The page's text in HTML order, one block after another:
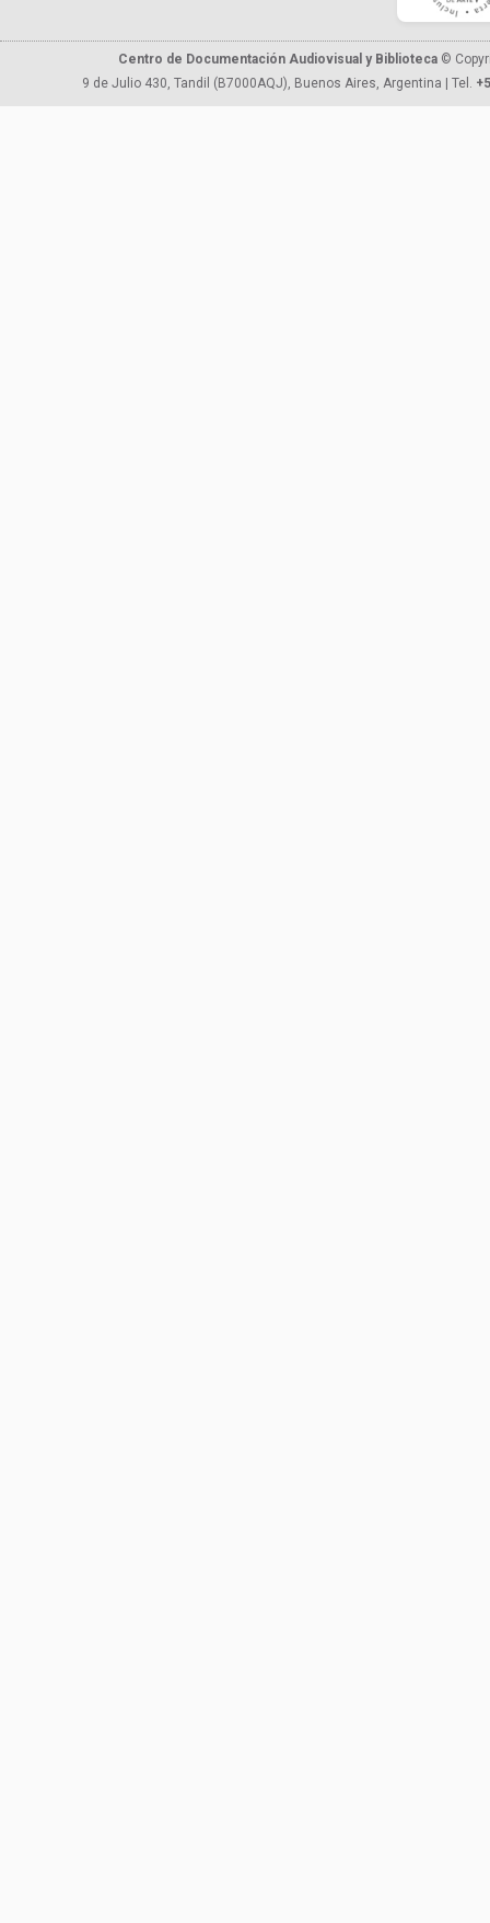
Centro de Documentación Audiovisual y Biblioteca ©
9 de Julio 430, Tandil (B7000AQJ), Buenos Aires, Argentina | Tel.